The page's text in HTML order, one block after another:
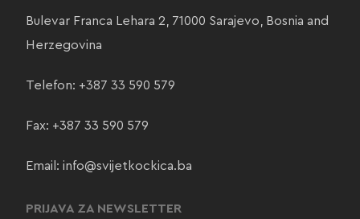
Bulevar Franca Lehara 2, 71000 Sarajevo, Bosnia and
Herzegovina
Telefon: +387 33 590 579
Fax: +387 33 590 579
Email: info@svijetkockica.ba
PRIJAVA ZA NEWSLETTER